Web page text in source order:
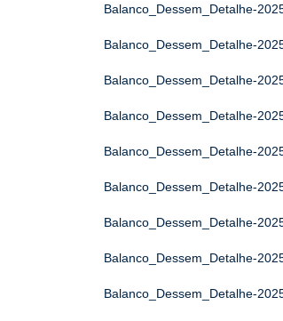
Balanco_Dessem_Detalhe-
Balanco_Dessem_Detalhe-
Balanco_Dessem_Detalhe-
Balanco_Dessem_Detalhe-
Balanco_Dessem_Detalhe-
Balanco_Dessem_Detalhe-
Balanco_Dessem_Detalhe-
Balanco_Dessem_Detalhe-
Balanco_Dessem_Detalhe-